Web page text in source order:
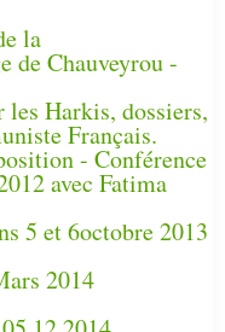
la
de Chauveyrou -
Harkis, dossiers,
Français.
- Conférence
avec Fatima
5 et 6octobre 2013
2014